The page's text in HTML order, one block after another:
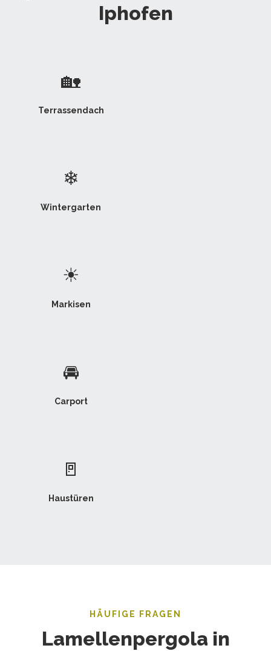
Iphofen
🏡
Terrassendach
❄
Wintergarten
☀
Markisen
🚘
Carport
🚪
Haustüren
HÄUFIGE FRAGEN
Lamellenpergola in